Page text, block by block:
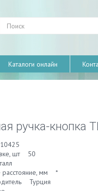
Каталоги онлайн
ручка-кнопка
шт 50
расстояние, мм *
Турция